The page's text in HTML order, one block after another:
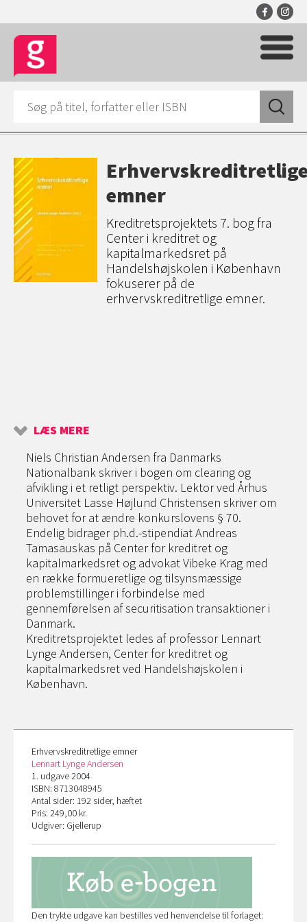
emner
Kreditretsprojektets 7. bog fra
Center i kreditret og
kapitalmarkedsret på
Handelshøjskolen i København
fokuserer på de
erhvervskreditretlige emner.
LÆS MERE
Niels Christian Andersen fra Danmarks
Nationalbank skriver i bogen om clearing og
afvikling i et retligt perspektiv. Lektor ved Århus
Universitet Lasse Højlund Christensen skriver om
behovet for at ændre konkurslovens § 70.
Endelig bidrager ph.d.-stipendiat Andreas
Tamasauskas på Center for kreditret og
kapitalmarkedsret og advokat Vibeke Krag med
en række formueretlige og tilsynsmæssige
problemstillinger i forbindelse med
gennemførelsen af securitisation transaktioner i
Danmark.
Kreditretsprojektet ledes af professor Lennart
Lynge Andersen, Center for kreditret og
kapitalmarkedsret ved Handelshøjskolen i
København.
Erhvervskreditretlige emner
Lennart Lynge Andersen
1. udgave 2004
ISBN: 8713048945
Antal sider: 192 sider, hæftet
Pris: 249,00 kr.
Udgiver: Gjellerup
Den trykte udgave kan bestilles ved henvendelse til forlaget: